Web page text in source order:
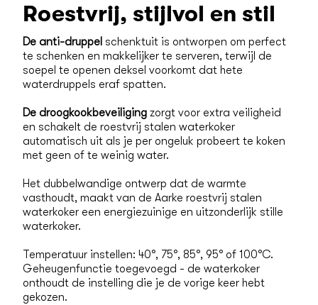
Roestvrij, stijlvol en stil
De anti-druppel schenktuit is ontworpen om perfect
te schenken en makkelijker te serveren, terwijl de
soepel te openen deksel voorkomt dat hete
waterdruppels eraf spatten.
De droogkookbeveiliging zorgt voor extra veiligheid
en schakelt de roestvrij stalen waterkoker
automatisch uit als je per ongeluk probeert te koken
met geen of te weinig water.
Het dubbelwandige ontwerp dat de warmte
vasthoudt, maakt van de Aarke roestvrij stalen
waterkoker een energiezuinige en uitzonderlijk stille
waterkoker.
Temperatuur instellen: 40°, 75°, 85°, 95° of 100°C.
Geheugenfunctie toegevoegd - de waterkoker
onthoudt de instelling die je de vorige keer hebt
gekozen.